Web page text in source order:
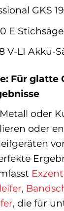
GKS
E Stichsäge
V-LI Akku-
Für glatte
oder
oder
,
, die für